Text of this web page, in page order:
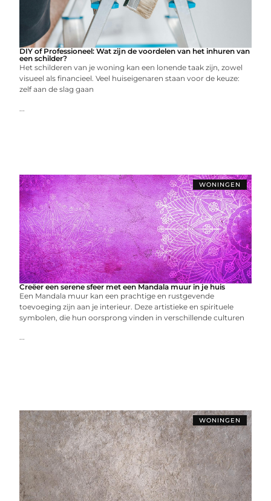
DIY of Professioneel: Wat zijn de voordelen van het inhuren van
een schilder?
Het schilderen van je woning kan een lonende taak zijn, zowel
visueel als financieel. Veel huiseigenaren staan voor de keuze:
zelf aan de slag gaan
...
WONINGEN
Creëer een serene sfeer met een Mandala muur in je huis
Een Mandala muur kan een prachtige en rustgevende
toevoeging zijn aan je interieur. Deze artistieke en spirituele
symbolen, die hun oorsprong vinden in verschillende culturen
...
WONINGEN